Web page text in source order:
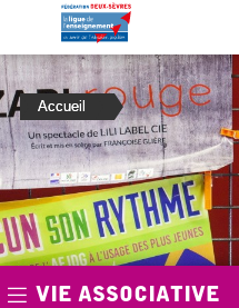
Accueil
Vie associative